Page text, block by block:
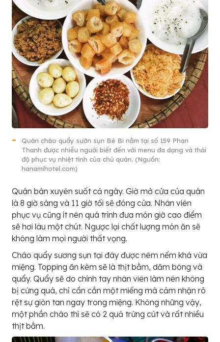
Quán cháo quẩy sườn sụn Bé Bi nằm tại số 159 Phan
Thanh được nhiều người biết đến với menu đa dạng và thái
độ phục vụ nhiệt tình của chủ quán. (Nguồn:
hanamihotel.com)
Quán bán xuyên suốt cả ngày. Giờ mở cửa của quán
là 8 giờ sáng và 11 giờ tối sẽ đóng cửa. Nhân viên
phục vụ cũng ít nên quá trình đưa món giờ cao điểm
sẽ hơi lâu một chút. Ngược lại chất lượng món ăn sẽ
không làm mọi người thất vọng.
Cháo quẩy sương sụn tại đây được nêm nếm khá vừa
miệng. Topping ăn kèm sẽ là thịt bằm, dăm bông và
quẩy. Quẩy sẽ do chính tay nhân viên làm nên không
bị cứng quá, chỉ cần cắn một miếng mà cảm nhận rõ
rệt sự giòn tan ngay trong miệng. Không những vậy,
một phần cháo thì sẽ có 2 quả trứng cút và rất nhiều
thịt bằm.